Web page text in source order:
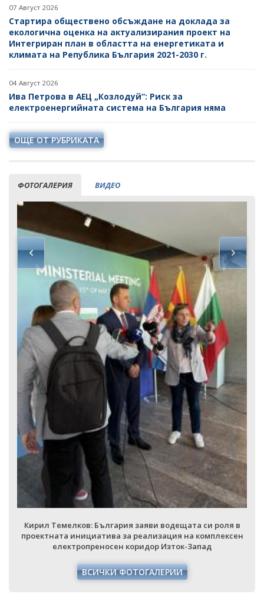
07 Август 2026
Стартира обществено обсъждане на доклада за
екологична оценка на актуализирания проект на
Интегриран план в областта на енергетиката и
климата на Република България 2021-2030 г.
04 Август 2026
Ива Петрова в АЕЦ „Козлодуй“: Риск за
електроенергийната система на България няма
ОЩЕ ОТ РУБРИКАТА
ФОТОГАЛЕРИЯ ВИДЕО
Кирил Темелков: България заяви водещата си роля в
проектната инициатива за реализация на комплексен
електропреносен коридор Изток-Запад
ВСИЧКИ ФОТОГАЛЕРИИ